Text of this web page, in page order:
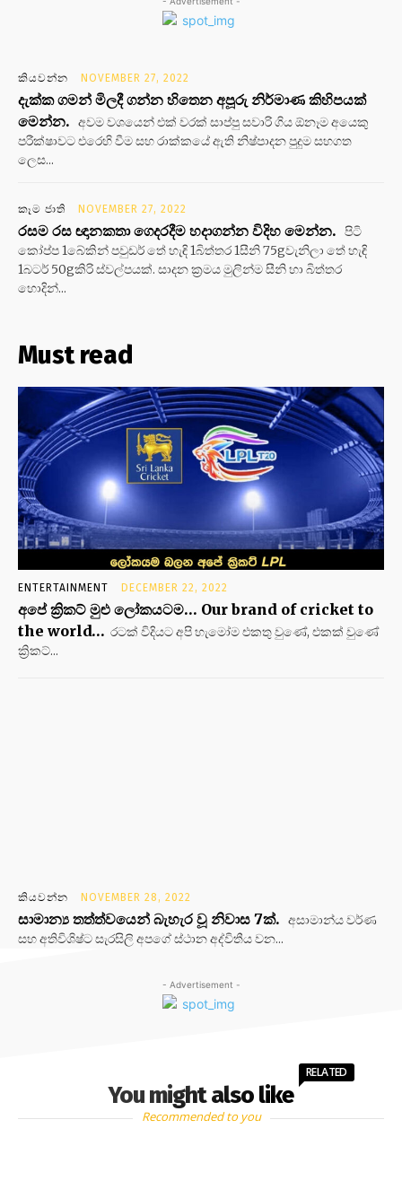
කියවන්න NOVEMBER 27, 2022
දැක්ක ගමන් මිලදී ගන්න හිතෙන අපූරු නිර්මාණ කිහිපයක්
මෙන්න. අවම වශයෙන් එක් වරක් සාප්පු සවාරි ගිය ඕනෑම අයෙකු
පරීක්ෂාවට එරෙහි වීම සහ රාක්කයේ ඇති නිෂ්පාදන පුදුම සහගත
ලෙස...
කෑම ජාති NOVEMBER 27, 2022
රසම රස ඥානකතා ගෙදරදීම හදාගන්න විදිහ මෙන්න. පිටි
කෝප්ප 1බේකින් පවුඩර් තේ හැඳි 1බිත්තර 1සීනි 75gවැනිලා තේ හැඳි
1බටර් 50gකිරි ස්වල්පයක්. සාදන ක්‍රමය මුලින්ම සීනි හා බිත්තර
හොදින්...
Must read
ENTERTAINMENT DECEMBER 22, 2022
අපේ ක්‍රිකට් මුළු ලෝකයටම… Our brand of cricket to
the world… රටක් විදියට අපි හැමෝම එකතු වුණේ, එකක් වුණේ
ක්‍රිකට්...
කියවන්න NOVEMBER 28, 2022
සාමාන්‍ය තත්ත්වයෙන් බැහැර වූ නිවාස 7ක්. අසාමාන්ය වර්ණ
සහ අතිවිශිෂ්ට සැරසිලි අපගේ ස්ථාන අද්විතීය වන...
- Advertisement -
You might also like
RELATED
Recommended to you